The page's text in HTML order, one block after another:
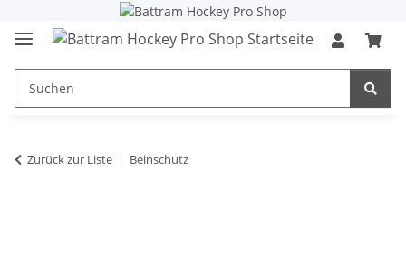
Zurück zur Liste Beinschutz